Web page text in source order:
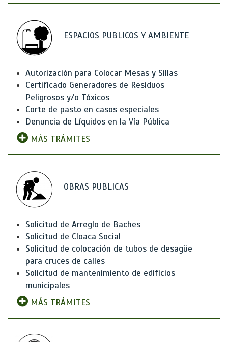
ESPACIOS PUBLICOS Y AMBIENTE
Autorización para Colocar Mesas y Sillas
Certificado Generadores de Residuos
Peligrosos y/o Tóxicos
Corte de pasto en casos especiales
Denuncia de Líquidos en la Vía Pública
MÁS TRÁMITES
OBRAS PUBLICAS
Solicitud de Arreglo de Baches
Solicitud de Cloaca Social
Solicitud de colocación de tubos de desagüe
para cruces de calles
Solicitud de mantenimiento de edificios
municipales
MÁS TRÁMITES